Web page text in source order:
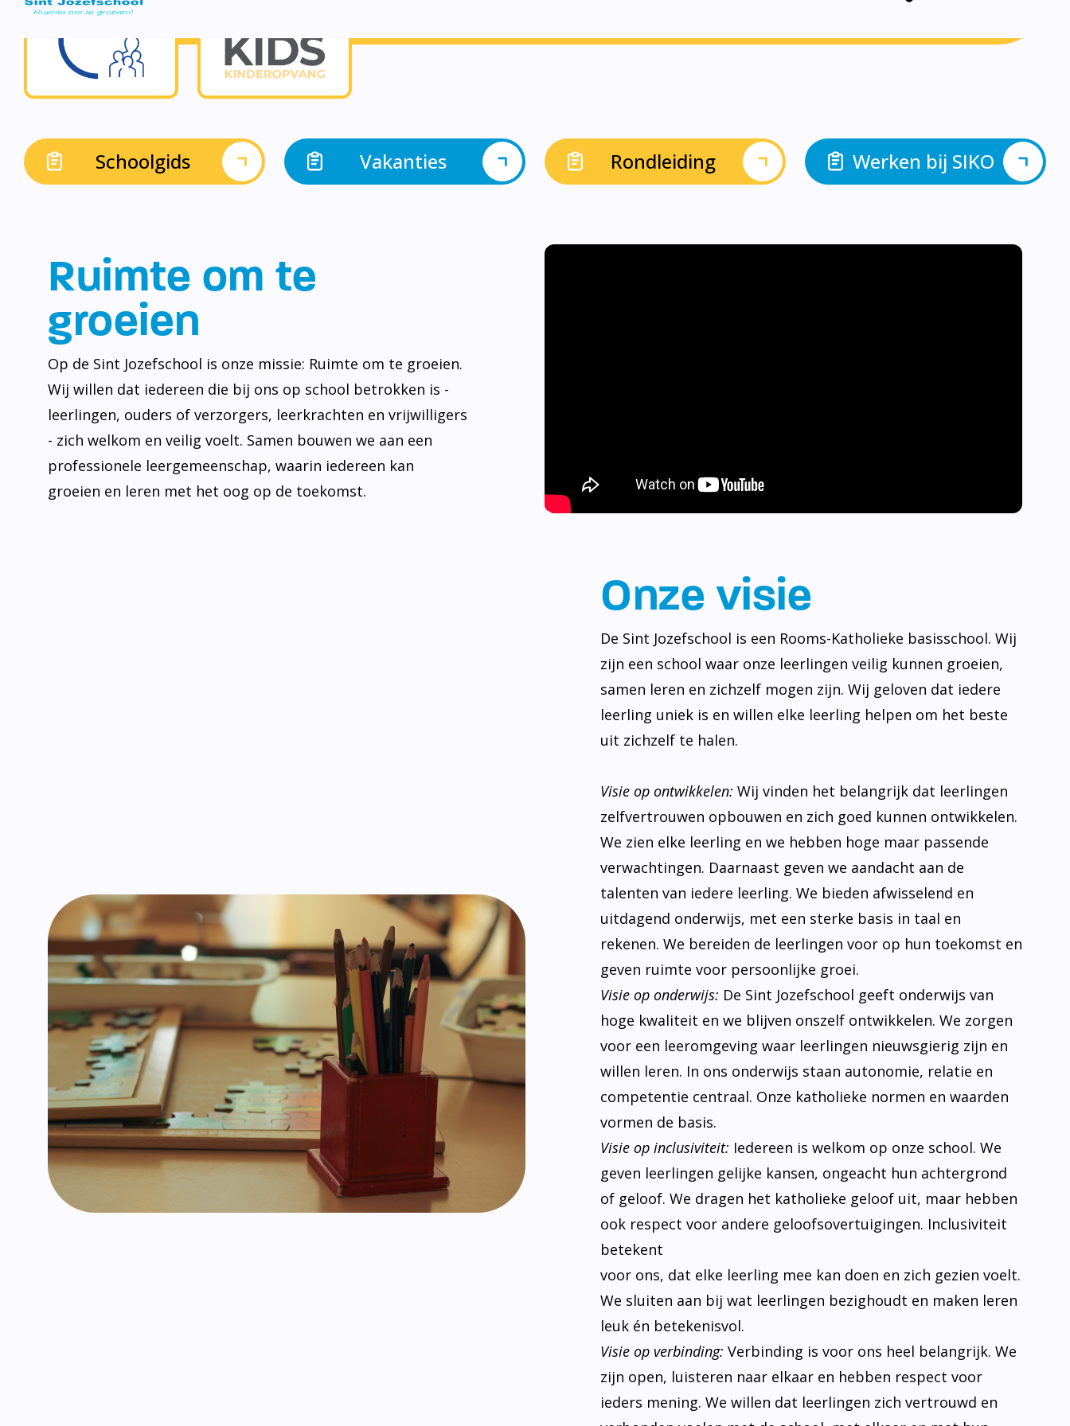
Schoolgids Vakanties Rondleiding Werken bij SIKO
Ruimte om te
groeien
Op de Sint Jozefschool is onze missie: Ruimte om te groeien.
Wij willen dat iedereen die bij ons op school betrokken is -
leerlingen, ouders of verzorgers, leerkrachten en vrijwilligers
- zich welkom en veilig voelt. Samen bouwen we aan een
professionele leergemeenschap, waarin iedereen kan
groeien en leren met het oog op de toekomst.
Onze visie
De Sint Jozefschool is een Rooms-Katholieke basisschool. Wij
zijn een school waar onze leerlingen veilig kunnen groeien,
samen leren en zichzelf mogen zijn. Wij geloven dat iedere
leerling uniek is en willen elke leerling helpen om het beste
uit zichzelf te halen.
Visie op ontwikkelen: Wij vinden het belangrijk dat leerlingen
zelfvertrouwen opbouwen en zich goed kunnen ontwikkelen.
We zien elke leerling en we hebben hoge maar passende
verwachtingen. Daarnaast geven we aandacht aan de
talenten van iedere leerling. We bieden afwisselend en
uitdagend onderwijs, met een sterke basis in taal en
rekenen. We bereiden de leerlingen voor op hun toekomst en
geven ruimte voor persoonlijke groei.
Visie op onderwijs: De Sint Jozefschool geeft onderwijs van
hoge kwaliteit en we blijven onszelf ontwikkelen. We zorgen
voor een leeromgeving waar leerlingen nieuwsgierig zijn en
willen leren. In ons onderwijs staan autonomie, relatie en
competentie centraal. Onze katholieke normen en waarden
vormen de basis.
Visie op inclusiviteit: Iedereen is welkom op onze school. We
geven leerlingen gelijke kansen, ongeacht hun achtergrond
of geloof. We dragen het katholieke geloof uit, maar hebben
ook respect voor andere geloofsovertuigingen. Inclusiviteit
betekent
voor ons, dat elke leerling mee kan doen en zich gezien voelt.
We sluiten aan bij wat leerlingen bezighoudt en maken leren
leuk én betekenisvol.
Visie op verbinding: Verbinding is voor ons heel belangrijk. We
zijn open, luisteren naar elkaar en hebben respect voor
ieders mening. We willen dat leerlingen zich vertrouwd en